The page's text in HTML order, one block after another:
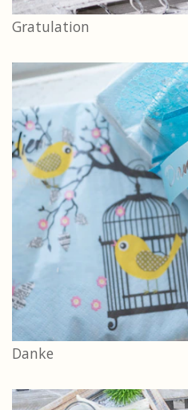
Gratulation
Danke